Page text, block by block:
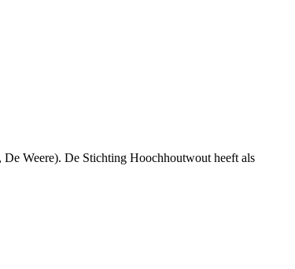
Weere). De Stichting Hoochhoutwout heeft als